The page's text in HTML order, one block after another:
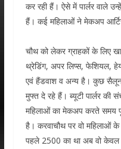
कर रही हैं। ऐसे में पार्लर वाले
हैं। कई महिलाओं ने मेकअप
चौथ को लेकर ग्राहकों के
थ्रेडिंग, अपर लिप्स, फेशियल,
एवं हैंडवाश व अन्य है। कुछ
मुफ्त दे रहे हैं। ब्यूटी पार्लर की
महिलाओं का मेकअप करते समय
है। करवाचौथ पर वो
पहले 2500 का था अब वो केवल